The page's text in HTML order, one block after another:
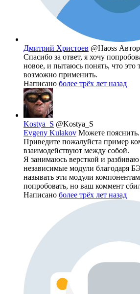
Дмитрий Христоев @Haoss
Спасибо за ответ, я хочу
новое, и пытаюсь понять, что это
возможно применить.
Написано более трёх лет назад
Kostya_S @Kostya_S
Evgeny Kulakov Можете
Приведите пожалуйста пример
взаимодействуют между собой.
Я занимаюсь версткой и
независимые модули благодаря
называть эти модули
попробовать, но ваш коммент
Написано более трёх лет назад